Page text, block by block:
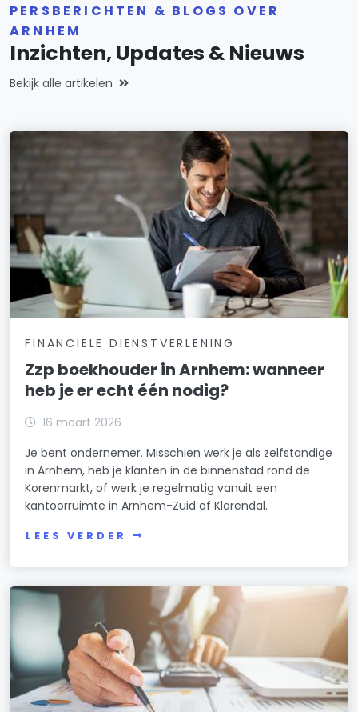
PERSBERICHTEN & BLOGS OVER
ARNHEM
Inzichten, Updates & Nieuws
Bekijk alle artikelen
FINANCIELE DIENSTVERLENING
Zzp boekhouder in Arnhem: wanneer
heb je er echt één nodig?
16 maart 2026
Je bent ondernemer. Misschien werk je als zelfstandige
in Arnhem, heb je klanten in de binnenstad rond de
Korenmarkt, of werk je regelmatig vanuit een
kantoorruimte in Arnhem-Zuid of Klarendal.
LEES VERDER